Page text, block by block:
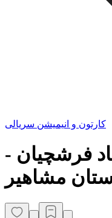
کارتون و انیمیشن سریالی
فرشچیان -
مشاهیر